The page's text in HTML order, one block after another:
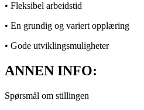
• Fleksibel arbeidstid
• En grundig og variert opplæring
• Gode utviklingsmuligheter
ANNEN INFO:
Spørsmål om stillingen